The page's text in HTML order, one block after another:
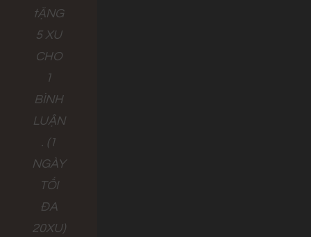
tẶNG
5 XU
CHO
1
BÌNH
LUẬN
. (1
NGÀY
TỐI
ĐA
20XU)